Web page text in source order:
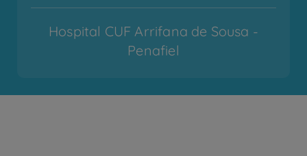
Hospital CUF Arrifana de Sousa -
Penafiel
Hospital CUF Cascais